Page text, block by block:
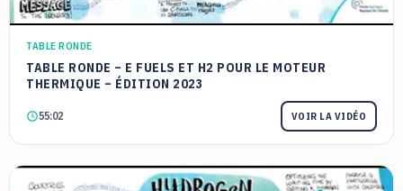
TABLE RONDE
TABLE RONDE – E FUELS ET H2 POUR LE MOTEUR
THERMIQUE – ÉDITION 2023
55:02 VOIR LA VIDÉO